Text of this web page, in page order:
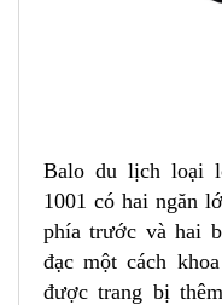
Balo du lịch loại
1001 có hai ngăn
phía trước và hai
đạc một cách
được trang bị